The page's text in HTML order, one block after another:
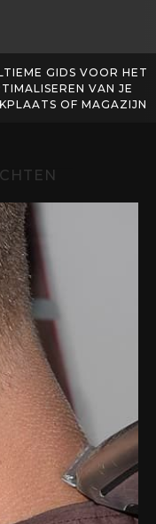
EEN DAKKLUS ER VOOR
MANNEN UITZIET!￼